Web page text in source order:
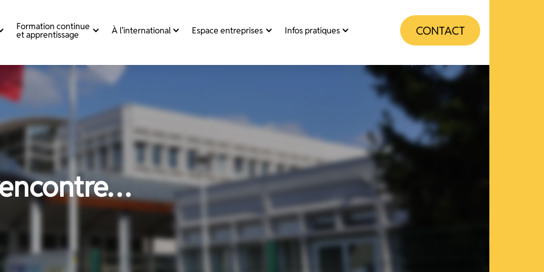
Formation continue
et apprentissage À l’international Espace entreprises Infos pratiques CONTACT